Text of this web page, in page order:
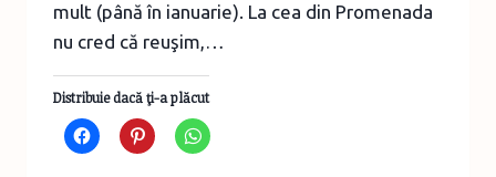
mult (până în ianuarie). La cea din Promenada
nu cred că reuşim,…
Distribuie dacă ţi-a plăcut